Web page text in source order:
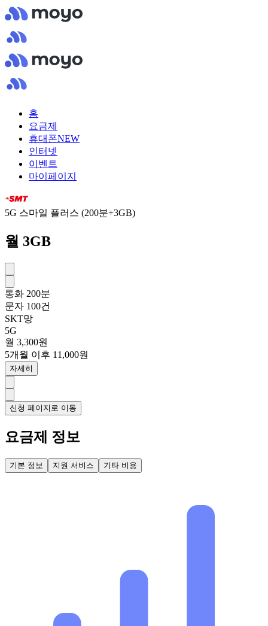
홈
요금제
휴대폰NEW
인터넷
이벤트
마이페이지
5G 스마일 플러스 (200분+3GB)
월 3GB
통화 200분
문자 100건
SKT망
5G
월 3,300원
5개월 이후 11,000원
자세히
신청 페이지로 이동
요금제 정보
기본 정보 지원 서비스 기타 비용